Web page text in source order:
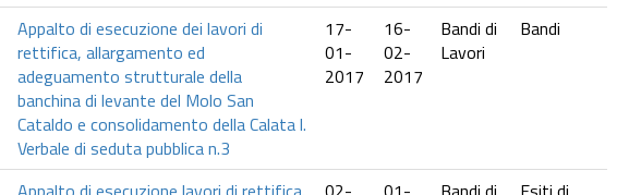
Appalto di esecuzione dei lavori di
rettifica, allargamento ed
adeguamento strutturale della
banchina di levante del Molo San
Cataldo e consolidamento della Calata l.
Verbale di seduta pubblica n.3
17-
01-
2017
16-
02-
2017
Bandi di
Lavori
Bandi